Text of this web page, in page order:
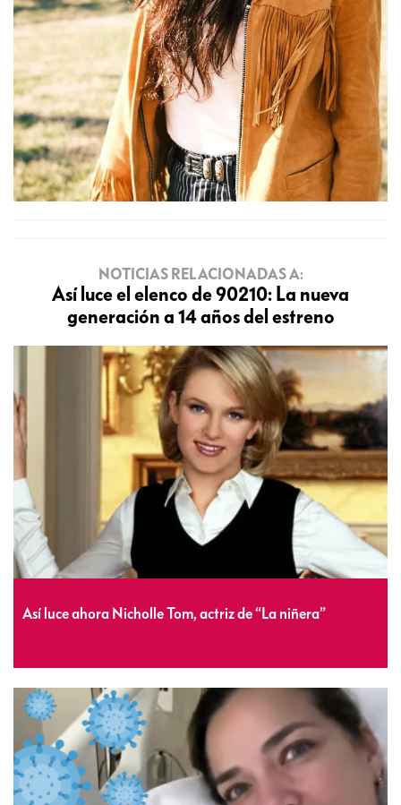
NOTICIAS RELACIONADAS A:
Así luce el elenco de 90210: La nueva
generación a 14 años del estreno
Así luce ahora Nicholle Tom, actriz de “La niñera”